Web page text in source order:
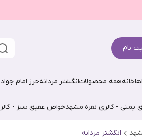
نام
خانههمه محصولاتانگشتر مردانهحرز امام جواد
- گالری نقره مشهدخواص عقیق سبز -
انگشتر مردانه